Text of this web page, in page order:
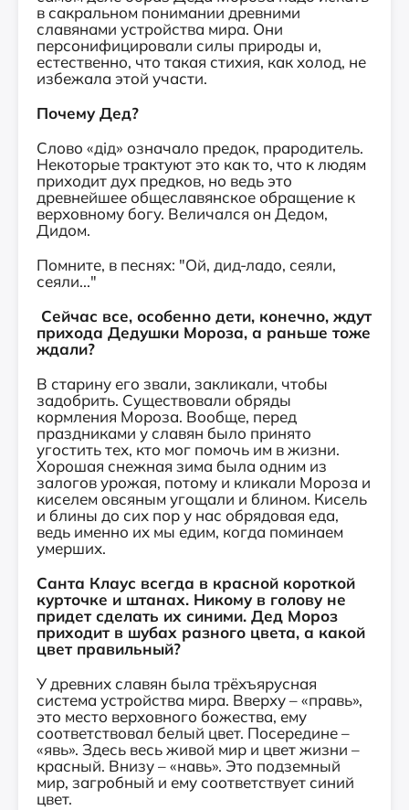
в сакральном понимании древними
славянами устройства мира. Они
персонифицировали силы природы и,
естественно, что такая стихия, как холод, не
избежала этой участи.
Почему Дед?
Слово «дiд» означало предок, прародитель.
Некоторые трактуют это как то, что к людям
приходит дух предков, но ведь это
древнейшее общеславянское обращение к
верховному богу. Величался он Дедом,
Дидом.
Помните, в песнях: "Ой, дид-ладо, сеяли,
сеяли..."
Сейчас все, особенно дети, конечно, ждут
прихода Дедушки Мороза, а раньше тоже
ждали?
В старину его звали, закликали, чтобы
задобрить. Существовали обряды
кормления Мороза. Вообще, перед
праздниками у славян было принято
угостить тех, кто мог помочь им в жизни.
Хорошая снежная зима была одним из
залогов урожая, потому и кликали Мороза и
киселем овсяным угощали и блином. Кисель
и блины до сих пор у нас обрядовая еда,
ведь именно их мы едим, когда поминаем
умерших.
Санта Клаус всегда в красной короткой
курточке и штанах. Никому в голову не
придет сделать их синими. Дед Мороз
приходит в шубах разного цвета, а какой
цвет правильный?
У древних славян была трёхъярусная
система устройства мира. Вверху – «правь»,
это место верховного божества, ему
соответствовал белый цвет. Посередине –
«явь». Здесь весь живой мир и цвет жизни –
красный. Внизу – «навь». Это подземный
мир, загробный и ему соответствует синий
цвет.